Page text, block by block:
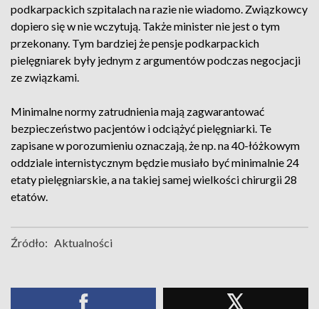
podkarpackich szpitalach na razie nie wiadomo. Związkowcy
dopiero się w nie wczytują. Także minister nie jest o tym
przekonany. Tym bardziej że pensje podkarpackich
pielęgniarek były jednym z argumentów podczas negocjacji
ze związkami.
Minimalne normy zatrudnienia mają zagwarantować
bezpieczeństwo pacjentów i odciążyć pielęgniarki. Te
zapisane w porozumieniu oznaczają, że np. na 40-łóżkowym
oddziale internistycznym będzie musiało być minimalnie 24
etaty pielęgniarskie, a na takiej samej wielkości chirurgii 28
etatów.
Źródło: Aktualności